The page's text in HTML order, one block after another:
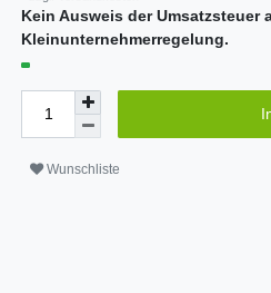
Kein Ausweis der Umsatzsteuer
Kleinunternehmerregelung.
Wunschliste